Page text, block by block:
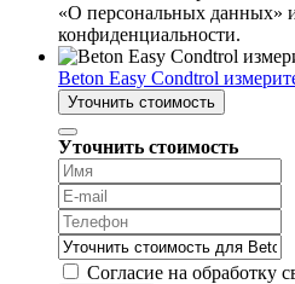
«О персональных данных»
конфиденциальности.
Beton Easy Condtrol
Уточнить стоимость
Уточнить стоимость
Согласие на обработку